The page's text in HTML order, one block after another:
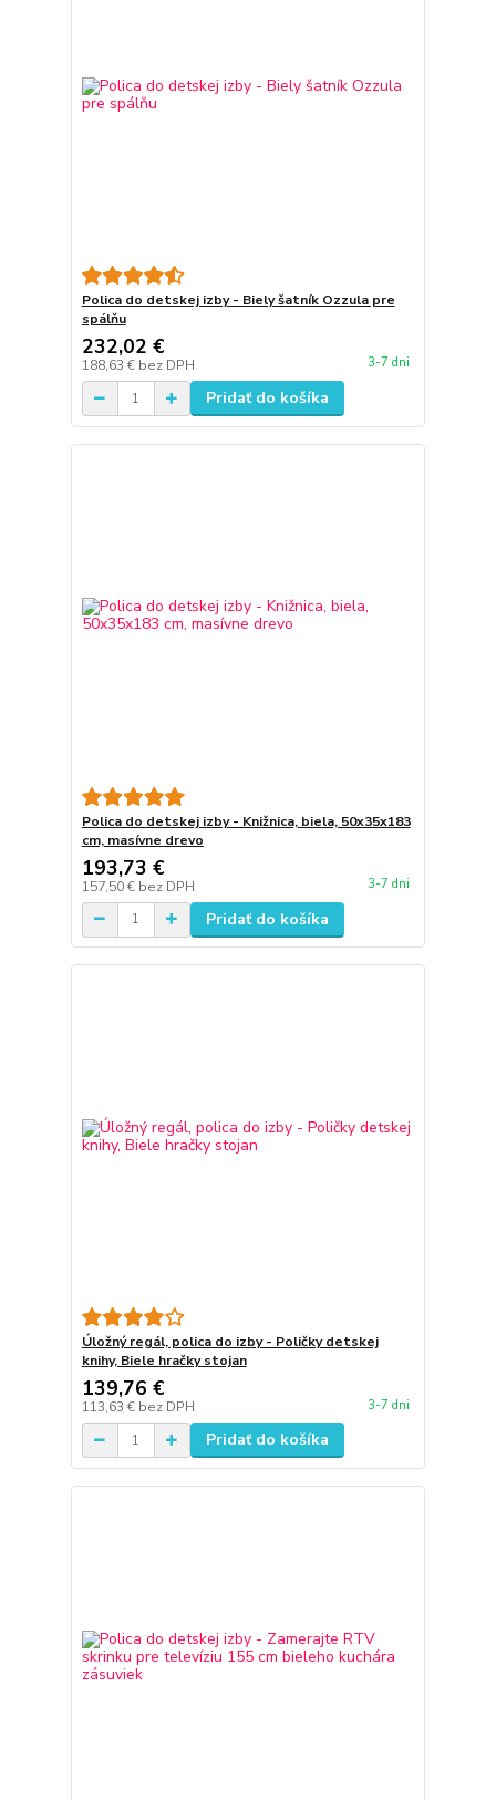
Polica do detskej izby - Biely šatník Ozzula pre
spálňu
232,02 €
188,63 € bez DPH 3-7 dni
Pridať do košíka
Polica do detskej izby - Knižnica, biela, 50x35x183
cm, masívne drevo
193,73 €
157,50 € bez DPH 3-7 dni
Pridať do košíka
Úložný regál, polica do izby - Poličky detskej
knihy, Biele hračky stojan
139,76 €
113,63 € bez DPH 3-7 dni
Pridať do košíka